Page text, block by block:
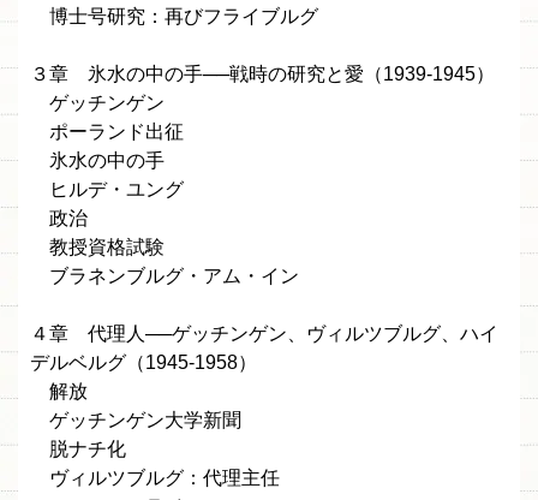
博士号研究：再びフライブルグ
３章 氷水の中の手──戦時の研究と愛（1939-1945）
ゲッチンゲン
ポーランド出征
氷水の中の手
ヒルデ・ユング
政治
教授資格試験
ブラネンブルグ・アム・イン
４章 代理人──ゲッチンゲン、ヴィルツブルグ、ハイ
デルベルグ（1945-1958）
解放
ゲッチンゲン大学新聞
脱ナチ化
ヴィルツブルグ：代理主任